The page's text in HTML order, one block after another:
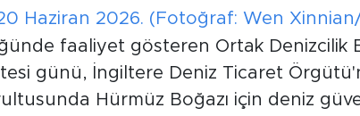
Haziran 2026. (Fotoğraf: Wen
faaliyet gösteren Ortak Denizcilik
günü, İngiltere Deniz Ticaret
Hürmüz Boğazı için deniz